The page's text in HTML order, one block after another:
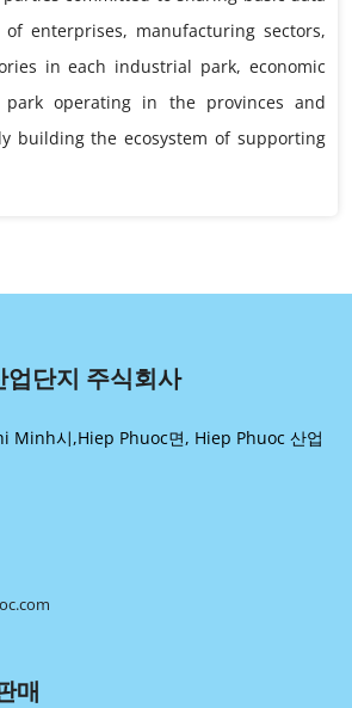
enterprises, manufacturing sectors,
in each industrial park, economic
operating in the provinces and
building the ecosystem of supporting
업단지 주식회사
Minh시,Hiep Phuoc면, Hiep Phuoc 산업
매